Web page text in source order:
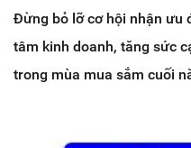
Đừng bỏ lỡ cơ hội nhận ưu
tâm kinh doanh, tăng sức
trong mùa mua sắm cuối